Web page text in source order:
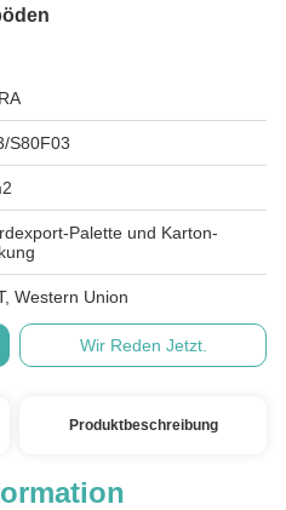
S80F03
Palette und Karton-
Western Union
Wir Reden Jetzt.
Produktbeschreibung